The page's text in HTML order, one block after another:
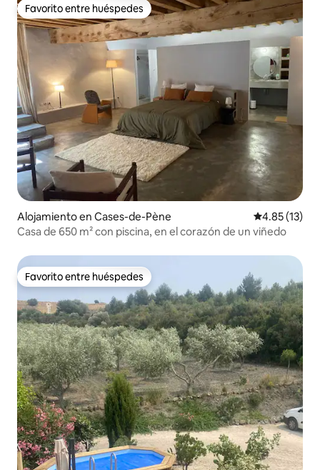
Favorito entre huéspedes
Favorito entre huéspedes
Alojamiento en Cases-de-Pène Calificación
4.85 (13)
Casa de 650 m² con piscina, en el corazón de un viñedo
Favorito entre huéspedes
Favorito entre huéspedes